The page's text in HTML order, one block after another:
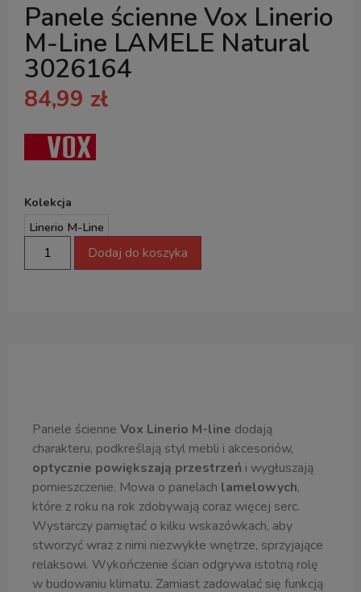
Panele ścienne Vox Linerio
M-Line LAMELE Natural
3026164
84,99 zł
Kolekcja
Linerio M-Line
Dodaj do koszyka
Panele ścienne Vox Linerio M-line dodają
charakteru, podkreślają styl mebli i akcesoriów,
optycznie powiększają przestrzeń i wygłuszają
pomieszczenie. Mowa o panelach lamelowych,
które z roku na rok zdobywają coraz więcej serc.
Wystarczy pamiętać o kilku wskazówkach, aby
stworzyć wraz z nimi niezwykłe wnętrze, sprzyjające
relaksowi. Wykończenie ścian odgrywa istotną rolę
w budowaniu klimatu. Zamiast zadowalać się funkcją